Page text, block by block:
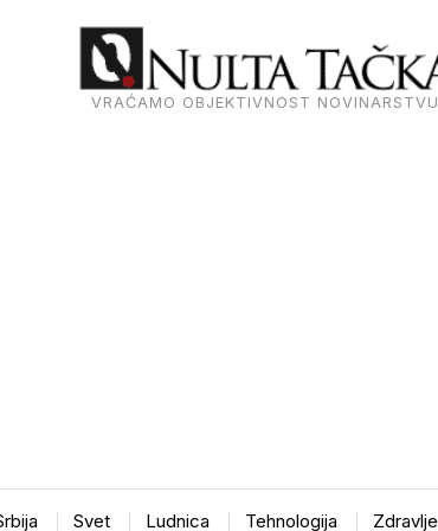
VRAĆAMO OBJEKTIVNOST NOVINARSTVU
Svet Ludnica Tehnologija Zdravlje